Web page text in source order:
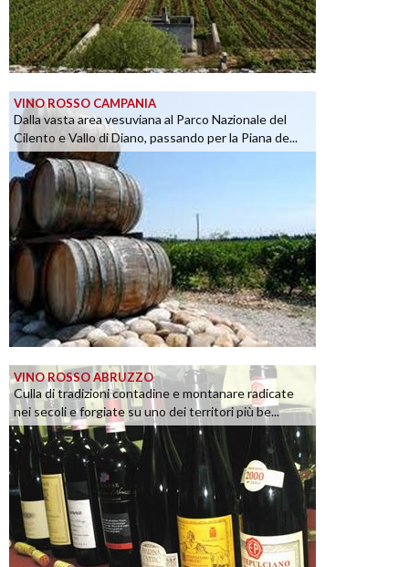
VINO ROSSO CAMPANIA
Dalla vasta area vesuviana al Parco Nazionale del
Cilento e Vallo di Diano, passando per la Piana de...
VINO ROSSO ABRUZZO
Culla di tradizioni contadine e montanare radicate
nei secoli e forgiate su uno dei territori più be...